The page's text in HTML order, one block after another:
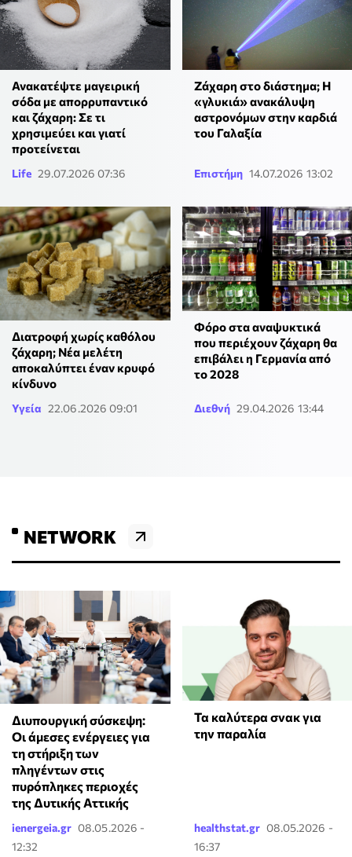
Ανακατέψτε μαγειρική
σόδα με απορρυπαντικό
και ζάχαρη: Σε τι
χρησιμεύει και γιατί
προτείνεται
Life 29.07.2026 07:36
Ζάχαρη στο διάστημα; Η
«γλυκιά» ανακάλυψη
αστρονόμων στην καρδιά
του Γαλαξία
Επιστήμη 14.07.2026 13:02
Διατροφή χωρίς καθόλου
ζάχαρη; Νέα μελέτη
αποκαλύπτει έναν κρυφό
κίνδυνο
Υγεία 22.06.2026 09:01
Φόρο στα αναψυκτικά
που περιέχουν ζάχαρη θα
επιβάλει η Γερμανία από
το 2028
Διεθνή 29.04.2026 13:44
NETWORK
Διυπουργική σύσκεψη:
Οι άμεσες ενέργειες για
τη στήριξη των
πληγέντων στις
πυρόπληκες περιοχές
της Δυτικής Αττικής
ienergeia.gr 08.05.2026 -
12:32
Τα καλύτερα σνακ για
την παραλία
healthstat.gr 08.05.2026 -
16:37